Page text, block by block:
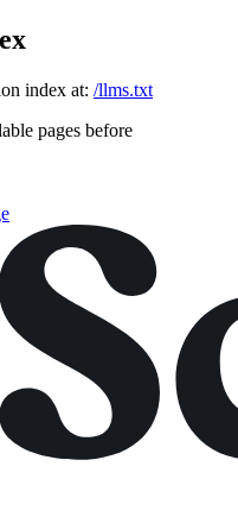
index at: /llms.txt
pages before